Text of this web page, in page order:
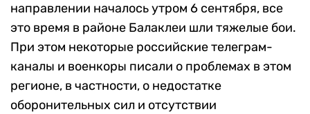
направлении началось утром 6 сентября, все
это время в районе Балаклеи шли тяжелые бои.
При этом некоторые российские телеграм-
каналы и военкоры писали о проблемах в этом
регионе, в частности, о недостатке
оборонительных сил и отсутствии